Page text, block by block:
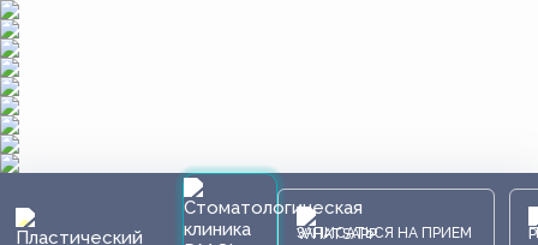
ЗАПИСАТЬСЯ НА ПРИЕМ